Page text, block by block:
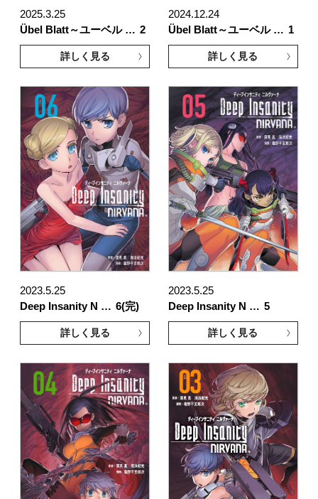
2025.3.25
Übel Blatt～ユーベル … 2
詳しく見る
2024.12.24
Übel Blatt～ユーベル … 1
詳しく見る
2023.5.25
Deep Insanity N … 6(完)
詳しく見る
2023.5.25
Deep Insanity N … 5
詳しく見る